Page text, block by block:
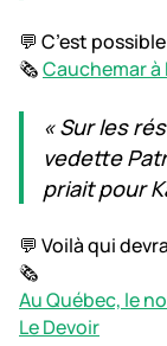
💬 C’est
🗞️Cauchemar à
« Sur les
vedette
priait pour
💬 Voilà qui
🗞️
Au Québec, le
Le Devoir